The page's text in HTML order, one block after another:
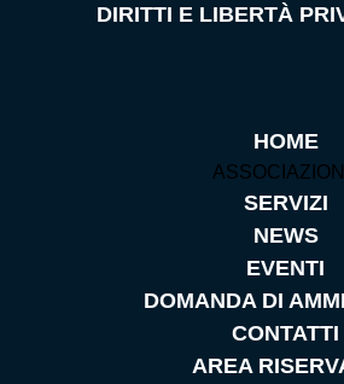
DIRITTI E LIBERTÀ
HOME
SERVIZI
NEWS
EVENTI
DOMANDA DI
CONTATTI
AREA